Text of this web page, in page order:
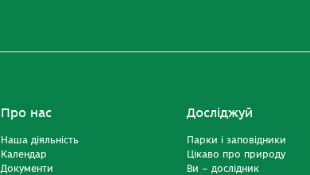
Про нас
Наша діяльність
Календар
Документи
Досліджуй
Парки і заповідники
Цікаво про природу
Ви – дослідник